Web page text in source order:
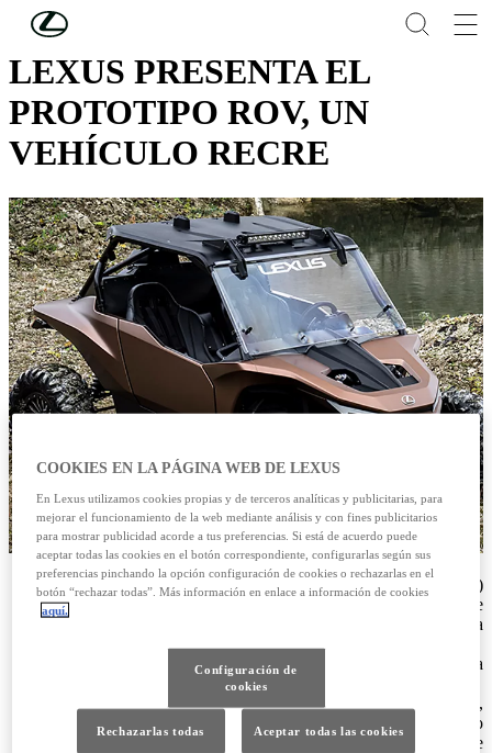
Skip to Main Content
LEXUS PRESENTA EL
PROTOTIPO ROV, UN
VEHÍCULO RECRE
El prototipo Lexus ROV (vehículo todoterreno recreativo)
ofrece una experiencia premium a aquellos conductores que
quieren descubrir con elegancia y estilo el lado salvaje de la
El vehículo hace gala del atrevido diseño y de la artesanía
superior que son las señas de identidad de Lexus
El vehículo incorpora el primer motor de hidrógeno de Lexus,
con el que logra la diversión de conducir un todoterreno, pero
atendiendo a la demanda de bajas emisiones de carbono que
COOKIES EN LA PÁGINA WEB DE LEXUS
En Lexus utilizamos cookies propias y de terceros analíticas y publicitarias, para
mejorar el funcionamiento de la web mediante análisis y con fines publicitarios
para mostrar publicidad acorde a tus preferencias. Si está de acuerdo puede
aceptar todas las cookies en el botón correspondiente, configurarlas según sus
preferencias pinchando la opción configuración de cookies o rechazarlas en el
botón “rechazar todas”. Más información en enlace a información de cookies
aquí.
Configuración de
cookies
Rechazarlas todas Aceptar todas las cookies